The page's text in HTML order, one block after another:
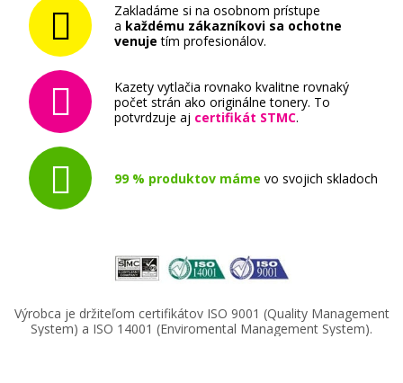
Zakladáme si na osobnom prístupe
a každému zákazníkovi sa ochotne
venuje tím profesionálov.
Kazety vytlačia rovnako kvalitne rovnaký
počet strán ako originálne tonery. To
potvrdzuje aj certifikát STMC.
99 % produktov máme vo svojich skladoch
Výrobca je držiteľom certifikátov ISO 9001 (Quality Management
System) a ISO 14001 (Enviromental Management System).